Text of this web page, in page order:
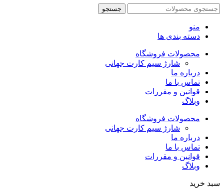
جستجو
منو
دسته بندی ها
محصولات فروشگاه
شارژ سیم کارت جهانی
درباره ما
تماس با ما
قوانین و مقررات
وبلاگ
محصولات فروشگاه
شارژ سیم کارت جهانی
درباره ما
تماس با ما
قوانین و مقررات
وبلاگ
سبد خرید